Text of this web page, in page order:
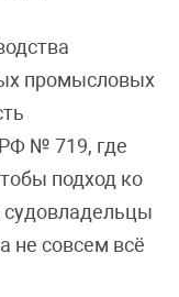
промысловых
№ 719, где
подход ко
не совсем всё